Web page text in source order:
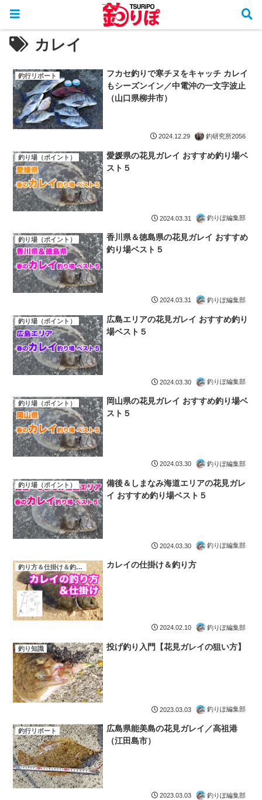
カレイ
釣行リポート
フカセ釣りで寒チヌをキャッチ カレイ
もシーズンイン／中電沖の一文字波止
（山口県柳井市）
2024.12.29 釣研究所2056
釣り場（ポイント）
愛媛県の花見ガレイ おすすめ釣り場ベ
スト５
2024.03.31 釣りぽ編集部
釣り場（ポイント）
香川県＆徳島県の花見ガレイ おすすめ
釣り場ベスト５
2024.03.31 釣りぽ編集部
釣り場（ポイント）
広島エリアの花見ガレイ おすすめ釣り
場ベスト５
2024.03.30 釣りぽ編集部
釣り場（ポイント）
岡山県の花見ガレイ おすすめ釣り場ベ
スト５
2024.03.30 釣りぽ編集部
釣り場（ポイント）
備後＆しまなみ海道エリアの花見ガレ
イ おすすめ釣り場ベスト５
2024.03.30 釣りぽ編集部
釣り方＆仕掛け＆釣り場 カレイの仕掛け＆釣り方
2024.02.10 釣りぽ編集部
釣り知識 投げ釣り入門【花見ガレイの狙い方】
2023.03.03 釣りぽ編集部
釣行リポート
広島県能美島の花見ガレイ／高祖港
（江田島市）
2023.03.03 釣りぽ編集部